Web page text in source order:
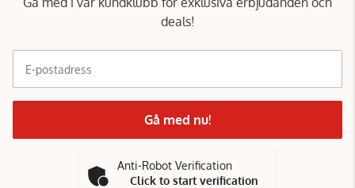
deals!
E-postadress
Gå med nu!
Anti-Robot Verification
Click to start verification